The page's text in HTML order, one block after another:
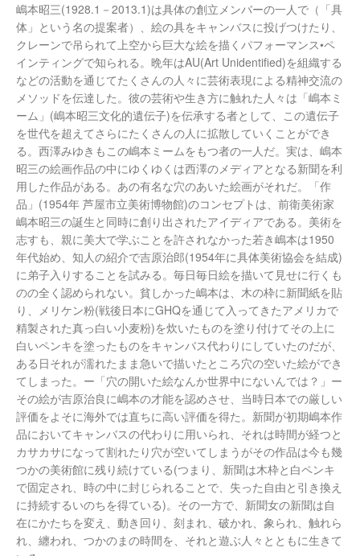
嶋本昭三(1928.1－2013.1)は具体の創立メンバーの一人で（「具
体」という名の提案者）、絵の具をキャンバスに投げつけたり、
クレーンで吊られて上空から巨大な絵を描くパフォーマンス•ペ
インティングで知られる。晩年はAU(Art Unidentified)を組織する
などの活動を通じてたくさんの人々に芸術表現による精神交流の
メソッドを伝達した。彼の芸術や生き方に触れた人々は「嶋本ミ
ーム」(嶋本昭三文化的遺伝子)を伝承する者として、この遺伝子
を世代を超えてさらにたくさんの人に拡散していくことができ
る。西澤みゆきもこの嶋本ミームをもつ者の一人だ。実は、嶋本
昭三の絵画作品の中にゆくゆくは西澤のメディアとなる新聞を利
用した作品がある。あの有名な穴のあいた絵画がそれだ。「作
品」(1954年 芦屋市立美術博物館)のコンセプトは、前衛美術家
嶋本昭三の誕生と同時に創り出されたアイディアである。美術を
志すも、親に美大で学ぶことを許されなかった若き嶋本は1950
年代始め、知人の紹介で吉原治郎(1954年に具体美術協会を結成)
に弟子入りすることを試みる。毎日毎日絵を描いて見せに行くも
のの全く認められない。貧しかった嶋本は、木の枠に新聞紙を貼
り、メリケン粉(戦後日本にGHQを通じて入ってきたアメリカで
精製された真っ白い小麦粉)を炊いたものを塗り付けてその上に
白いペンキを塗ったものをキャンバス代わりにしていたのだが、
ある日それが濡れたまま急いで描いたところ穴の空いた絵ができ
てしまった。ー「穴の開いた絵なんか世界中にないんでは？」ー
その絵が吉原治良に嶋本の才能を認めさせ、当時日本での厳しい
評価をよそに海外では直ちに高い評価を得た。新聞が初期嶋本作
品においてキャンバスの代わりに用いられ、それは時間が経つと
カサカサになって割れたり穴が空いてしまうがその作品は今も幾
つかの美術館に残り続けている(つまり、新聞は木枠と白ペンキ
で固定され、時の中に封じられることで、失った自由と引き換え
に持続するいのちを得ている)。その一方で、新聞女の新聞は自
在にかたちを変え、動き回り、刻まれ、破かれ、象られ、触れら
れ、纏われ、つかのまの時間を、それと遊ぶ人々とともに生きて